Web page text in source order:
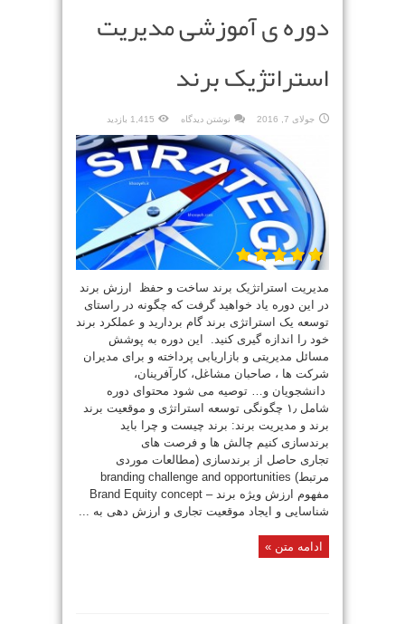
دوره ی آموزشی مدیریت
استراتژیک برند
جولای 7, 2016 نوشتن دیدگاه 1,415 بازدید
مدیریت استراتژیک برند ساخت و حفظ ارزش برند
در این دوره یاد خواهید گرفت که چگونه در راستای
توسعه یک استراتژی برند گام بردارید و عملکرد برند
خود را اندازه گیری کنید. این دوره به پوشش
مسائل مدیریتی و بازاریابی پرداخته و برای مدیران
شرکت ها ، صاحبان مشاغل، کارآفرینان،
دانشجویان و… توصیه می شود محتوای دوره
شامل ۱٫ چگونگی توسعه استراتژی و موقعیت برند
برند و مدیریت برند: برند چیست و چرا باید
برندسازی کنیم چالش ها و فرصت های
تجاری حاصل از برندسازی (مطالعات موردی
مرتبط) branding challenge and opportunities
مفهوم ارزش ویژه برند – Brand Equity concept
شناسایی و ایجاد موقعیت تجاری و ارزش دهی به ...
ادامه متن »